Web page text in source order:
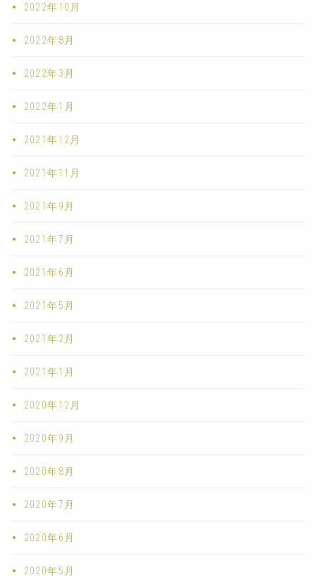
2022年10月
2022年8月
2022年3月
2022年1月
2021年12月
2021年11月
2021年9月
2021年7月
2021年6月
2021年5月
2021年2月
2021年1月
2020年12月
2020年9月
2020年8月
2020年7月
2020年6月
2020年5月